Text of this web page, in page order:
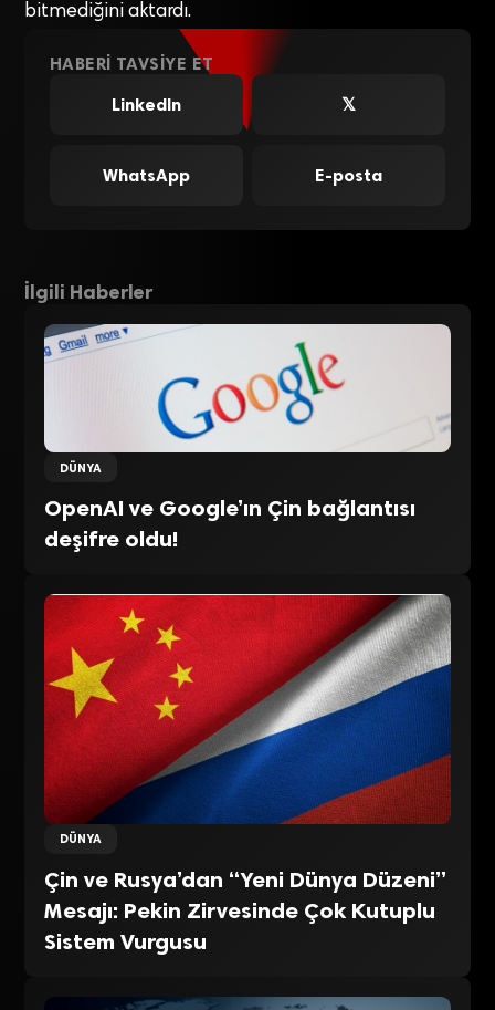
bitmediğini aktardı.
HABERI TAVSIYE ET
LinkedIn
𝕏
WhatsApp E-posta
İlgili Haberler
DÜNYA
OpenAI ve Google’ın Çin bağlantısı
deşifre oldu!
DÜNYA
Çin ve Rusya’dan “Yeni Dünya Düzeni”
Mesajı: Pekin Zirvesinde Çok Kutuplu
Sistem Vurgusu